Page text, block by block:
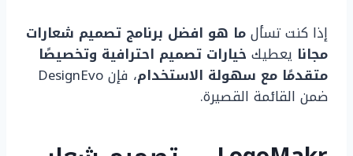
إذا كنت تسألما هو افضل برنامج تصميم شعارات
مجانا يعطيك خيارات تصميم احترافية وتخصيصًا
متقدمًا مع سهولة الاستخدام
، فإن DesignEvo
ضمن القائمة القصيرة.